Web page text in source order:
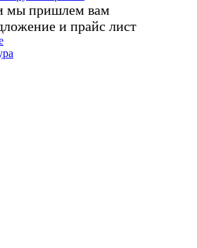
мы пришлем вам
и прайс лист